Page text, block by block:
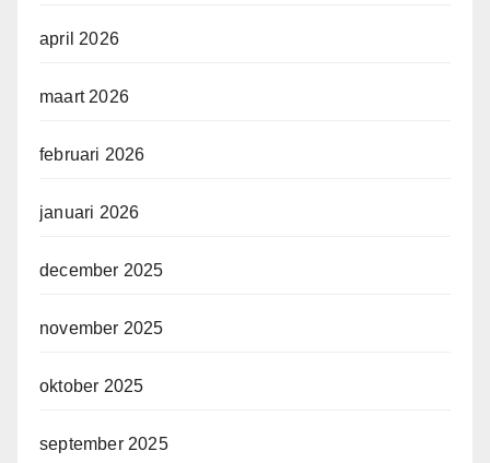
april 2026
maart 2026
februari 2026
januari 2026
december 2025
november 2025
oktober 2025
september 2025